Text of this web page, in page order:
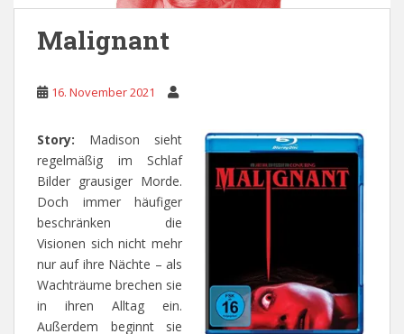
Malignant
16. November 2021
Story: Madison sieht
regelmäßig im Schlaf
Bilder grausiger Morde.
Doch immer häufiger
beschränken die
Visionen sich nicht mehr
nur auf ihre Nächte – als
Wachträume brechen sie
in ihren Alltag ein.
Außerdem beginnt sie